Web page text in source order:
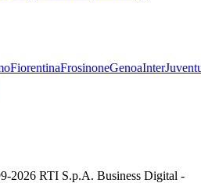
FiorentinaFrosinoneGenoaInter
2026 RTI S.p.A. Business Digital -